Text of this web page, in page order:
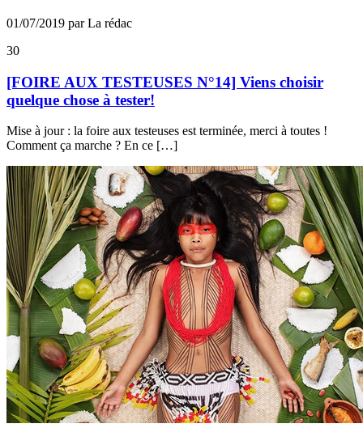
01/07/2019 par La rédac
30
[FOIRE AUX TESTEUSES N°14] Viens choisir
quelque chose à tester!
Mise à jour : la foire aux testeuses est terminée, merci à toutes !
Comment ça marche ? En ce […]